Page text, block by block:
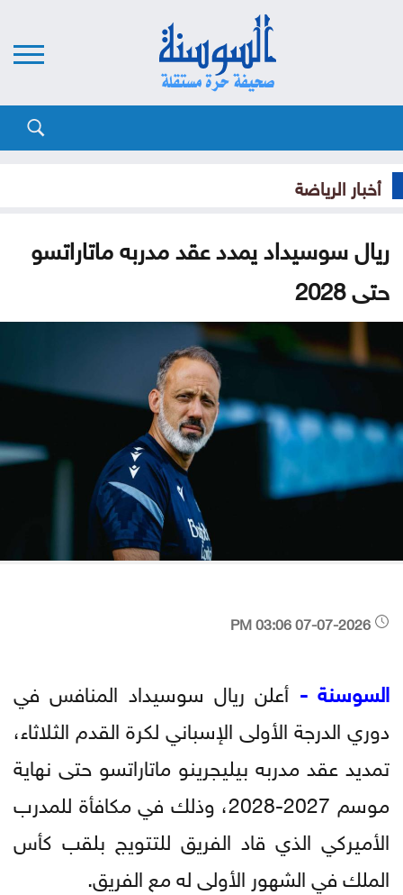
أخبار الرياضة
ريال سوسيداد يمدد عقد مدربه ماتاراتسو
حتى 2028
السوسنة - أعلن ريال سوسيداد المنافس في
دوري الدرجة الأولى الإسباني لكرة القدم الثلاثاء،
تمديد عقد مدربه بيليجرينو ماتاراتسو حتى نهاية
موسم 2027-2028، وذلك في مكافأة للمدرب
الأميركي الذي قاد الفريق للتتويج بلقب كأس
الملك في الشهور الأولى له مع الفريق.